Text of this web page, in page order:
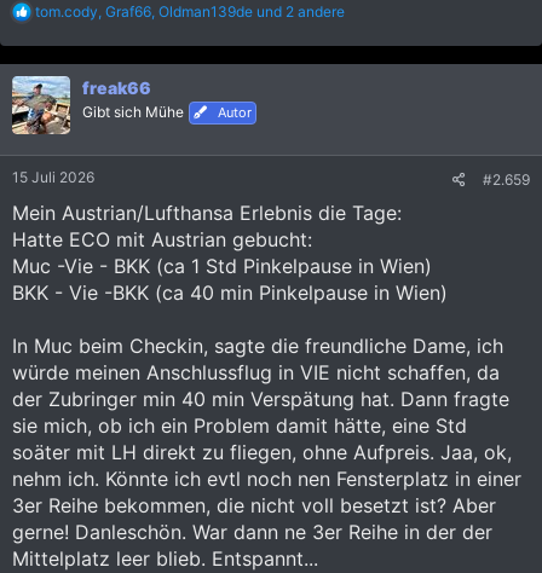
R
a
k
t
i
o
n
tom.cody, Graf66, Oldman139de und 2 andere
freak66
Gibt sich Mühe Autor
15 Juli 2026 #2.659
Mein Austrian/Lufthansa Erlebnis die Tage:
Hatte ECO mit Austrian gebucht:
Muc -Vie - BKK (ca 1 Std Pinkelpause in Wien)
BKK - Vie -BKK (ca 40 min Pinkelpause in Wien)
In Muc beim Checkin, sagte die freundliche Dame, ich
würde meinen Anschlussflug in VIE nicht schaffen, da
der Zubringer min 40 min Verspätung hat. Dann fragte
sie mich, ob ich ein Problem damit hätte, eine Std
soäter mit LH direkt zu fliegen, ohne Aufpreis. Jaa, ok,
nehm ich. Könnte ich evtl noch nen Fensterplatz in einer
3er Reihe bekommen, die nicht voll besetzt ist? Aber
gerne! Danleschön. War dann ne 3er Reihe in der der
Mittelplatz leer blieb. Entspannt...